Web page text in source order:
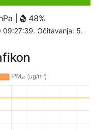
| 48%
Očitavanja: 5.